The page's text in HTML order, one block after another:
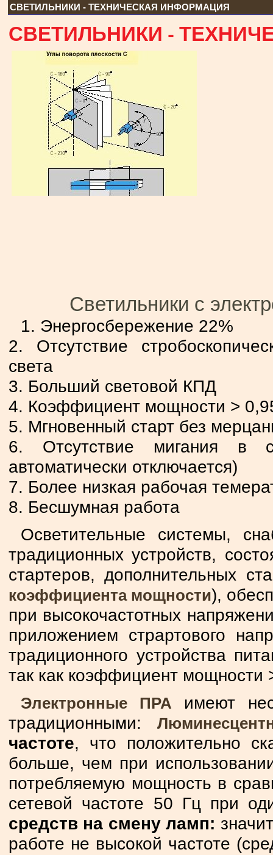
СВЕТИЛЬНИКИ - ТЕХНИЧЕСКАЯ ИНФОРМАЦИЯ
СВЕТИЛЬНИКИ -
Светильники с
1. Энергосбережение 22%
2. Отсутствие
света
3. Больший световой КПД
4. Коэффициент мощности >
5. Мгновенный старт без
6. Отсутствие мигания в
автоматически отключается)
7. Более низкая рабочая
8. Бесшумная работа
Осветительные системы,
традиционных устройств,
стартеров, дополнительных
коэффициента мощности),
при высокочастотных
приложением страртового
традиционного устройства
так как коэффициент мощности
Электронные ПРА имеют
традиционными:
частоте, что положительно
больше, чем при
потребляемую мощность в
сетевой частоте 50 Гц при
средств на смену ламп:
работе не высокой частоте